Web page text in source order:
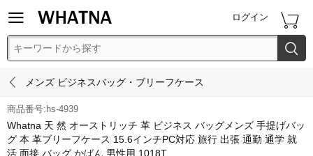
 ログイン 

 メンズ ビジネスバッグ・ブリーフケース
商品番号:hs-4939
Whatna 天 然 オーストリッチ 革 ビジネス バッグメンズ 手提げバッ
グ 本 革ブリーフケース 15.6インチPC対応 旅行 出張 通勤 通学 就
活 面接 バッグ かばん 男性用 1018T